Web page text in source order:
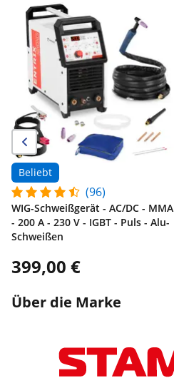
Beliebt
(96)
WIG-Schweißgerät - AC/DC - MMA
- 200 A - 230 V - IGBT - Puls - Alu-
Schweißen
399,00 €
Über die Marke